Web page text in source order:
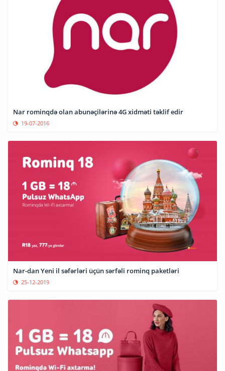
Nar rominqdə olan abunəçilərinə 4G xidməti təklif edir
19-07-2016
Nar-dan Yeni il səfərləri üçün sərfəli rominq paketləri
25-12-2019